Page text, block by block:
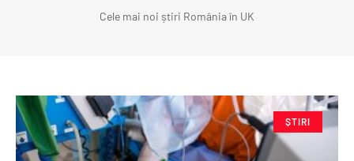
Cele mai noi știri România în UK
ȘTIRI